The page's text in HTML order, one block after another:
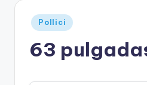
Pubblicato
in
Pollici
63